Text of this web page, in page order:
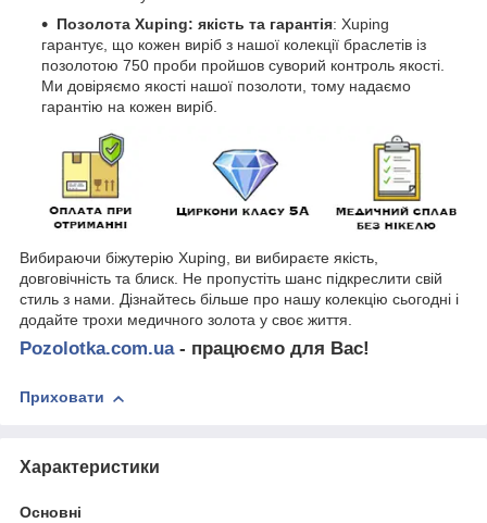
Позолота Xuping: якість та гарантія: Xuping
гарантує, що кожен виріб з нашої колекції браслетів із
позолотою 750 проби пройшов суворий контроль якості.
Ми довіряємо якості нашої позолоти, тому надаємо
гарантію на кожен виріб.
Вибираючи біжутерію Xuping, ви вибираєте якість,
довговічність та блиск. Не пропустіть шанс підкреслити свій
стиль з нами. Дізнайтесь більше про нашу колекцію сьогодні і
додайте трохи медичного золота у своє життя.
Pozolotka.com.ua- працюємо для Вас!
Приховати
Характеристики
Основні